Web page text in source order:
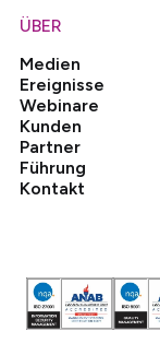
ÜBER
Medien
Ereignisse
Webinare
Kunden
Partner
Führung
Kontakt